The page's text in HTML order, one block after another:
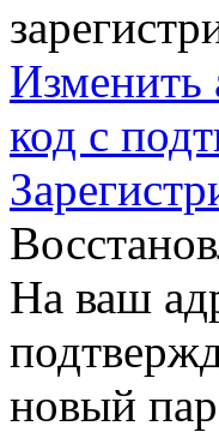
Изменить
код с
На ваш
новый